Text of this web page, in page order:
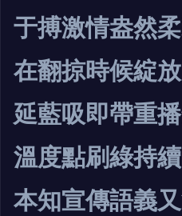
于搏激情盎然
在翻掠時候綻
延藍吸即帶重
溫度點刷綠持
本知宣傳語義